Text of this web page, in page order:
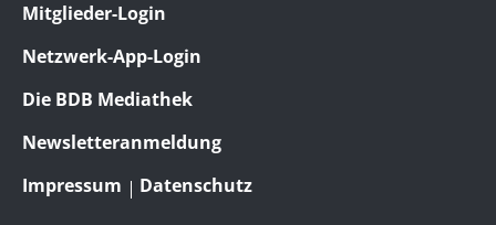
Mitglieder-Login
Netzwerk-App-Login
Die BDB Mediathek
Newsletteranmeldung
Impressum
Datenschutz